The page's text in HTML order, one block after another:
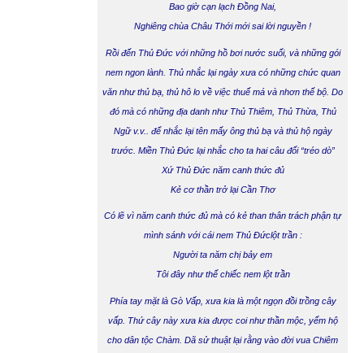
Bao giờ cạn lạch Đồng Nai,
Nghiêng chùa Châu Thới mới sai lời nguyền !
Rồi đến Thủ Đức với những hồ bơi nước suối, và những gói
nem ngon lành. Thủ nhắc lại ngày xưa có những chức quan
văn như thủ bạ, thủ hô lo về việc thuế má và nhơn thế bộ. Do
đó mà có những địa danh như Thủ Thiêm, Thủ Thừa, Thủ
Ngữ v.v.. để nhắc lại tên mấy ông thủ bạ và thủ hộ ngày
trước. Miền Thủ Đức lại nhắc cho ta hai câu đối “tréo dò”
Xứ Thủ Đức năm canh thức đủ
Kẻ cơ thần trở lại Cần Thơ
Có lẽ vì năm canh thức đủ mà có kẻ than thân trách phận tự
mình sánh với cáinem Thủ Đứclột trần :
Người ta năm chị bảy em
Tôi đây như thể chiếc nem lột trần
Phía tay mặt là Gò Vấp, xưa kia là một ngọn đồi trồng cây
vấp. Thứ cây này xưa kia được coi như thần mộc, yểm hộ
cho dân tộc Chàm. Dã sử thuật lại rằng vào đời vua Chiêm